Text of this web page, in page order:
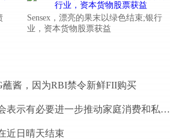
Sensex，漂亮的果末以绿色结束;银行
业，资本货物股票获益
蘸酱，因为RBI禁令新鲜FII购买
印度工业商会表示有必要进一步推动家庭消费和私人投资
近日晴天结束